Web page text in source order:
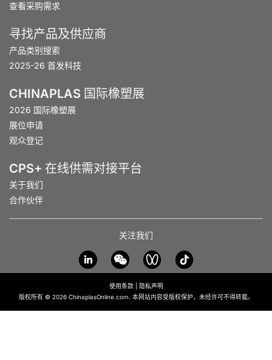
查看采购需求
寻找产品及供应商
产品类别搜索
2025-26 首发科技
CHINAPLAS 国际橡塑展
2026 国际橡塑展
展位申请
观众登记
CPS+ 在线供需对接平台
关于我们
合作伙伴
关注我们
使用条款|
隐私声明
版权所有 © 2026 ChinaplasOnline.com. 本网站内容受版权保护，未经许可不得转载。